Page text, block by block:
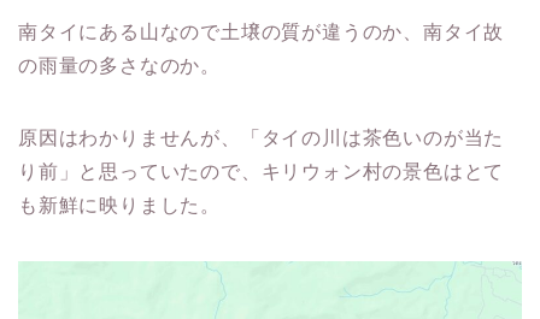
南タイにある山なので土壌の質が違うのか、南タイ故
の雨量の多さなのか。
原因はわかりませんが、「タイの川は茶色いのが当た
り前」と思っていたので、キリウォン村の景色はとて
も新鮮に映りました。